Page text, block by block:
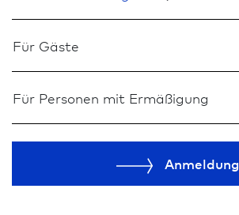
Für Gäste
Für Personen mit Ermäßigung
Anmeldung